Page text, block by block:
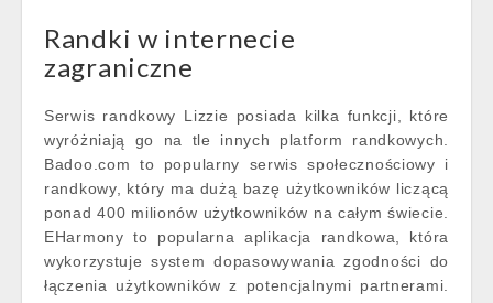
Randki w internecie
zagraniczne
Serwis randkowy Lizzie posiada kilka funkcji, które
wyróżniają go na tle innych platform randkowych.
Badoo.com to popularny serwis społecznościowy i
randkowy, który ma dużą bazę użytkowników liczącą
ponad 400 milionów użytkowników na całym świecie.
EHarmony to popularna aplikacja randkowa, która
wykorzystuje system dopasowywania zgodności do
łączenia użytkowników z potencjalnymi partnerami.